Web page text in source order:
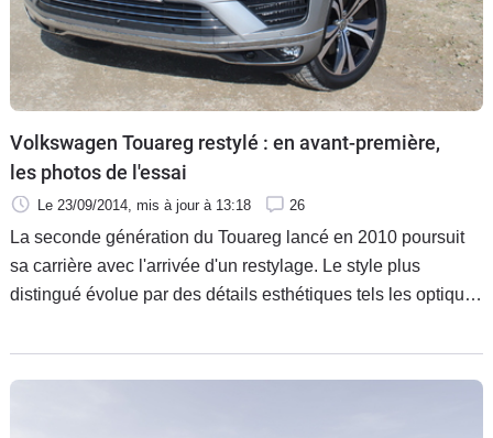
Volkswagen Touareg restylé : en avant-première,
les photos de l'essai
Le 23/09/2014, mis à jour à 13:18 26
La seconde génération du Touareg lancé en 2010 poursuit
sa carrière avec l'arrivée d'un restylage. Le style plus
distingué évolue par des détails esthétiques tels les optiques
sécurité et de confort s'allonge. La version hybride n'a pas
été reconduite mais les normes Euro 6 des diesels sont